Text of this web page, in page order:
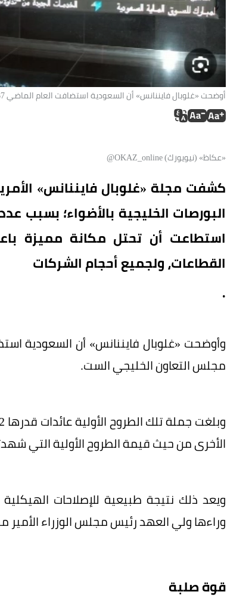
أوضحت «غلوبال فايننانس» أن السعودية استضافت العام الماضي 37 من 42 طرحاً أولياً شهدتها بلدان مجلس التعاون الخليجي الست. (متداولة).
«عكاظ» (نيويورك) OKAZ_online@
كشفت مجلة «غلوبال فايننانس»
البورصات الخليجية بالأضواء؛ بسبب
استطاعت أن تحتل مكانة مميزة
القطاعات، ولجميع أحجام الشركات
.
مجلس التعاون الخليجي الست.
الأخرى من حيث قيمة الطروح الأولية التي
وراءها ولي العهد رئيس مجلس الوزراء الأمير
قوة صلبة